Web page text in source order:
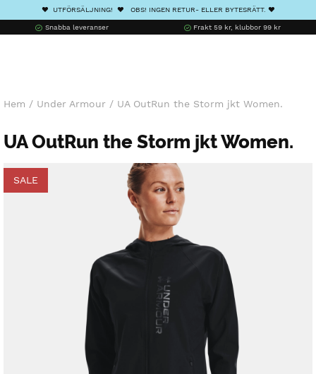
❤️ UTFÖRSÄLJNING! ❤️ OBS! INGEN RETUR- ELLER BYTESRÄTT. ❤️
Snabba leveranser Frakt 59 kr, klubbor 99 kr
Hem / Under Armour / UA OutRun the Storm jkt Women.
UA OutRun the Storm jkt Women.
SALE